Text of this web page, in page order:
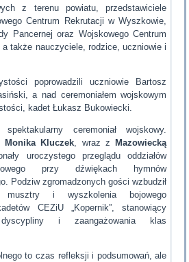
z terenu powiatu, przedstawiciele
Centrum Rekrutacji w Wyszkowie,
Pancernej oraz Wojskowego Centrum
także nauczyciele, rodzice, uczniowie i
poprowadzili uczniowie Bartosz
a nad ceremoniałem wojskowym
kadet Łukasz Bukowiecki.
ceremoniał wojskowy.
Monika Kluczek , wraz z
Mazowiecką
uroczystego przeglądu oddziałów
przy dźwiękach hymnów
Podziw zgromadzonych gości wzbudził
musztry i wyszkolenia bojowego
CEZiU „Kopernik”, stanowiący
i zaangażowania klas
to czas refleksji i podsumowań, ale